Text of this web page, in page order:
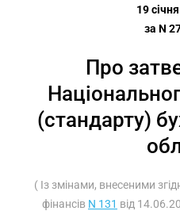
19
за N
Про
(стандарту)
( Із змінами, внесеними
фінансів N 131 від